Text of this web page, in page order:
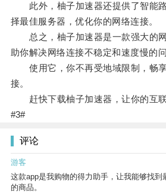
此外，柚子加速器还提供了智能
择最佳服务器，优化你的网络连接。
总之，柚子加速器是一款强大的
助你解决网络连接不稳定和速度慢的问
使用它，你不再受地域限制，畅
接。
赶快下载柚子加速器，让你的互联
#3#
评论
游客
这款app是我购物的得力助手，让我能够找
的商品。